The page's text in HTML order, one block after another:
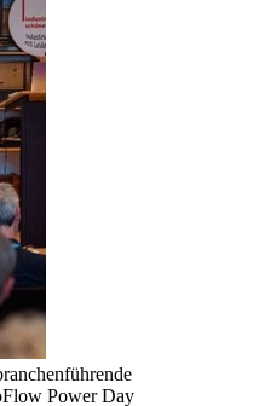
Power Day